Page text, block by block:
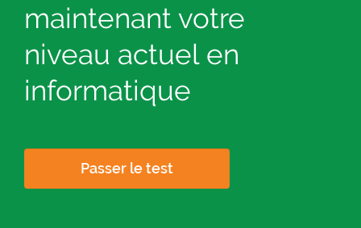
maintenant votre
niveau actuel en
informatique
Passer le test